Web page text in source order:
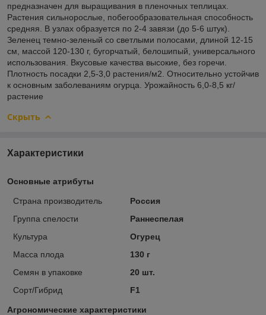
предназначен для выращивания в пленочных теплицах.
Растения сильнорослые, побегообразовательная способность
средняя. В узлах образуется по 2-4 завязи (до 5-6 штук).
Зеленец темно-зеленый со светлыми полосами, длиной 12-15
см, массой 120-130 г, бугорчатый, белошипый, универсального
использования. Вкусовые качества высокие, без горечи.
Плотность посадки 2,5-3,0 растения/м2. Относительно устойчив
к основным заболеваниям огурца. Урожайность 6,0-8,5 кг/
растение
Скрыть
Характеристики
Основные атрибуты
Страна производитель
Россия
Группа спелости
Раннеспелая
Культура
Огурец
Масса плода
130 г
Семян в упаковке
20 шт.
Сорт/Гибрид
F1
Агрономические характеристики